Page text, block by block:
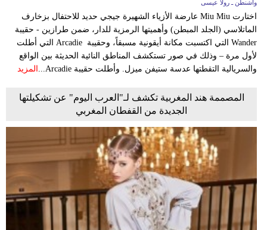
واشنطن ـ رولا عيسى
اختارت Miu Miu عارضة الأزياء الشهيرة جيجي حديد للاحتفال بزخارف
الماتلاسي (الجلد المبطن) وأهميتها الرمزية للدار، ضمن طرازين - حقيبة
Wander التي اكتسبت مكانة أيقونية مسبقاً، وحقيبة Arcadie التي أطلت
لأول مرة – وذلك في صور تستكشف المناطق النائية الحديثة بين الواقع
والسريالية التقطتها عدسة ستيفن ميزل. وأطلت حقيبة Arcadie...
المزيد
المصممة هند المغربية تكشف لـ"العرب اليوم" عن تشكيلتها
الجديدة من القفطان المغربي